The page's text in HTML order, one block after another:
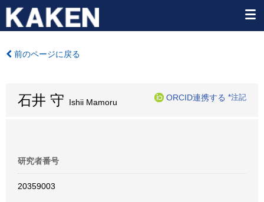
前のページに戻る
石井 守 Ishii Mamoru
ORCID連携する *注記
研究者番号
20359003